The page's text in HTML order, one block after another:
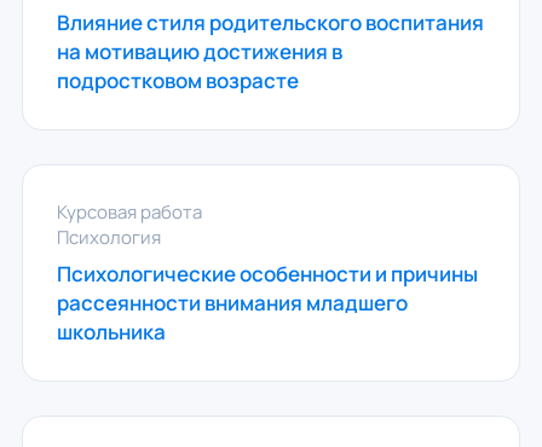
Влияние стиля родительского воспитания
на мотивацию достижения в
подростковом возрасте
Курсовая работа
Психология
Психологические особенности и причины
рассеянности внимания младшего
школьника